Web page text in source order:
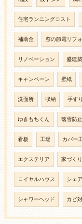
住宅ランニングコスト
補助金 窓の節電リフ
リノベーション 盛建築
キャンペーン 壁紙
洗面所 収納 手すり
ゆきもちくん 落雪防止
看板 工場 カバー
エクステリア 家づくり
ロイヤルハウス シェ
シャワーヘッド カビ